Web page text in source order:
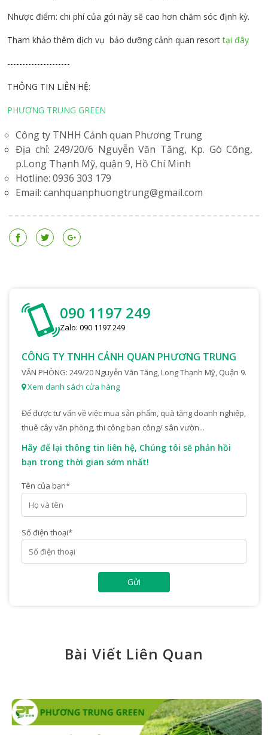
21 - 50km 350.000đ 450.000đ 550.000đ
51 - 100km 400.000đ 500.000đ 600.000đ
101 - 150km
Nhược điểm: chi phí của gói này sẽ cao hơn chăm sóc định kỳ.
Tham khảo thêm dịch vụ bảo dưỡng cảnh quan resorttại đây
---------------------
THÔNG TIN LIÊN HỆ:
PHƯƠNG TRUNG GREEN
Công ty TNHH Cảnh quan Phương Trung
Địa chỉ: 249/20/6 Nguyễn Văn Tăng, Kp. Gò Công,
p.Long Thạnh Mỹ, quận 9, Hồ Chí Minh
Hotline: 0936 303 179
Email: canhquanphuongtrung@gmail.com
090 1197 249
Zalo: 090 1197 249
CÔNG TY TNHH CẢNH QUAN PHƯƠNG TRUNG
VĂN PHÒNG: 249/20 Nguyễn Văn Tăng, Long Thạnh Mỹ, Quận 9.
Xem danh sách cửa hàng
Để được tư vấn về việc mua sản phẩm, quà tặng doanh nghiệp,
thuê cây văn phòng, thi công ban công/ sân vườn...
Hãy để lại thông tin liên hệ, Chúng tôi sẽ phản hồi
bạn trong thời gian sớm nhất!
Tên của bạn*
Số điện thoại*
Gửi
Bài Viết Liên Quan